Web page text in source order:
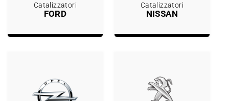
Catalizzatori
FORD
Catalizzatori
NISSAN